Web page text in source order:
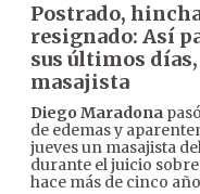
Postrado,
resignado: Así
sus últimos días,
masajista
Diego Maradona
de edemas y
jueves un masajista
durante el juicio
hace más de cinco